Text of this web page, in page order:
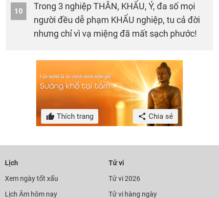
10
Trong 3 nghiệp THÂN, KHẨU, Ý, đa số mọi
người đều dễ phạm KHẨU nghiệp, tu cả đời
nhưng chỉ vì vạ miệng đã mất sạch phước!
Thích trang Chia sẻ
Lịch
Xem ngày tốt xấu
Lịch Âm hôm nay
Tử vi
Tử vi 2026
Tử vi hàng ngày